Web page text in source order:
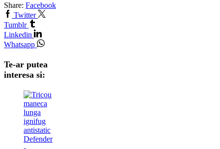
Share: Facebook
Twitter
Tumblr
Linkedin
Whatsapp
Te-ar putea
interesa si: